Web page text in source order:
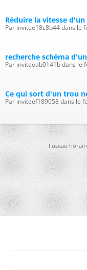
Réduire la vitesse
Par invitee18c8b44 dans le
recherche schéma
Par inviteeab0141b dans le
Ce qui sort d'un trou
Par inviteef189058 dans le
Fuseau